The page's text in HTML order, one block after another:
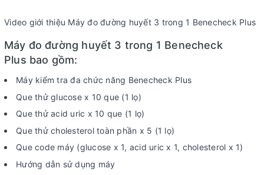
Video giới thiệu Máy đo đường huyết 3 trong 1 Benecheck Plus
Máy đo đường huyết 3 trong 1 Benecheck
Plus bao gồm:
Máy kiểm tra đa chức năng Benecheck Plus
Que thử glucose x 10 que (1 lọ)
Que thử acid uric x 10 que (1 lọ)
Que thử cholesterol toàn phần x 5 (1 lọ)
Que code máy (glucose x 1, acid uric x 1, cholesterol x 1)
Hướng dẫn sử dụng máy